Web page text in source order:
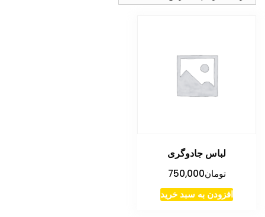
لباس جادوگری
تومان750,000
افزودن به سبد خرید